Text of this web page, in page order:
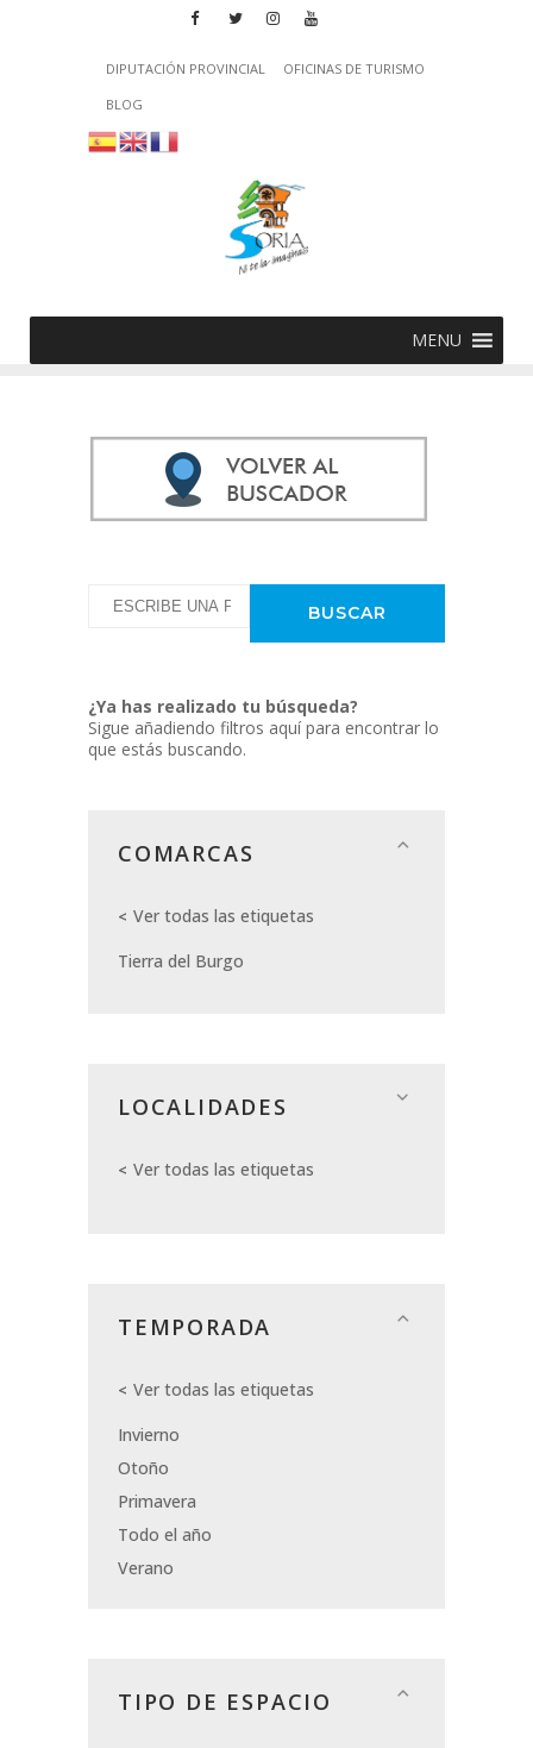
DIPUTACIÓN PROVINCIAL
OFICINAS DE TURISMO
BLOG
MENU
¿Ya has realizado tu búsqueda?
Sigue añadiendo filtros aquí para encontrar lo
que estás buscando.
COMARCAS
Ver todas las etiquetas
Tierra del Burgo
LOCALIDADES
Ver todas las etiquetas
TEMPORADA
Ver todas las etiquetas
Invierno
Otoño
Primavera
Todo el año
Verano
TIPO DE ESPACIO